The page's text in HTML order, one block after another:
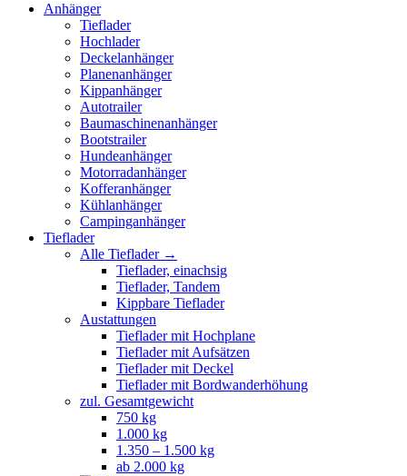
Anhänger
Tieflader
Hochlader
Deckelanhänger
Planenanhänger
Kippanhänger
Autotrailer
Baumaschinenanhänger
Bootstrailer
Hundeanhänger
Motorradanhänger
Kofferanhänger
Kühlanhänger
Campinganhänger
Tieflader
Alle Tieflader →
Tieflader, einachsig
Tieflader, Tandem
Kippbare Tieflader
Austattungen
Tieflader mit Hochplane
Tieflader mit Aufsätzen
Tieflader mit Deckel
Tieflader mit Bordwanderhöhung
zul. Gesamtgewicht
750 kg
1.000 kg
1.350 – 1.500 kg
ab 2.000 kg